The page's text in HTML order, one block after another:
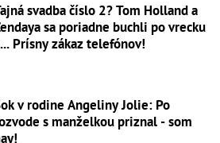
svadba číslo 2? Tom Holland a
sa poriadne buchli po vrecku
Prísny zákaz telefónov!
v rodine Angeliny Jolie: Po
s manželkou priznal - som